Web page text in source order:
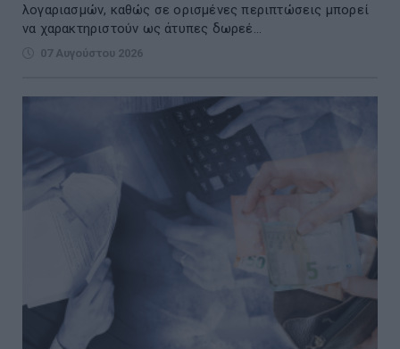
λογαριασμών, καθώς σε ορισμένες περιπτώσεις μπορεί
να χαρακτηριστούν ως άτυπες δωρεέ...
07 Αυγούστου 2026